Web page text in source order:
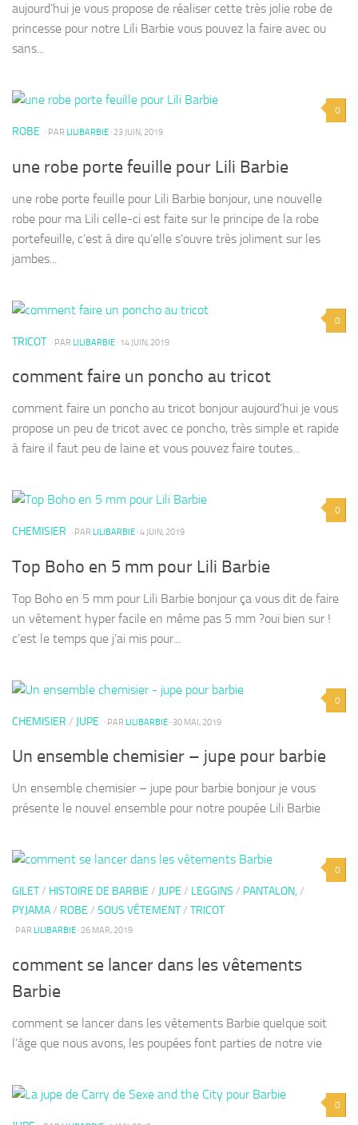
aujourd’hui je vous propose de réaliser cette très jolie robe de
princesse pour notre Lili Barbie vous pouvez la faire avec ou
sans...
0
ROBE · PAR LILIBARBIE · 23 JUIN, 2019
une robe porte feuille pour Lili Barbie
une robe porte feuille pour Lili Barbie bonjour, une nouvelle
robe pour ma Lili celle-ci est faite sur le principe de la robe
portefeuille, c’est à dire qu’elle s’ouvre très joliment sur les
jambes...
0
TRICOT · PAR LILIBARBIE · 14 JUIN, 2019
comment faire un poncho au tricot
comment faire un poncho au tricot bonjour aujourd’hui je vous
propose un peu de tricot avec ce poncho, très simple et rapide
à faire il faut peu de laine et vous pouvez faire toutes...
0
CHEMISIER · PAR LILIBARBIE · 4 JUIN, 2019
Top Boho en 5 mm pour Lili Barbie
Top Boho en 5 mm pour Lili Barbie bonjour ça vous dit de faire
un vêtement hyper facile en même pas 5 mm ?oui bien sur !
c’est le temps que j’ai mis pour...
0
CHEMISIER / JUPE · PAR LILIBARBIE · 30 MAI, 2019
Un ensemble chemisier – jupe pour barbie
Un ensemble chemisier – jupe pour barbie bonjour je vous
présente le nouvel ensemble pour notre poupée Lili Barbie
0
GILET/ HISTOIRE DE BARBIE / JUPE / LEGGINS / PANTALON,/
PYJAMA/ ROBE / SOUS VÊTEMENT/ TRICOT
· PAR LILIBARBIE · 26 MAR, 2019
comment se lancer dans les vêtements
Barbie
comment se lancer dans les vêtements Barbie quelque soit
l’âge que nous avons, les poupées font parties de notre vie
0